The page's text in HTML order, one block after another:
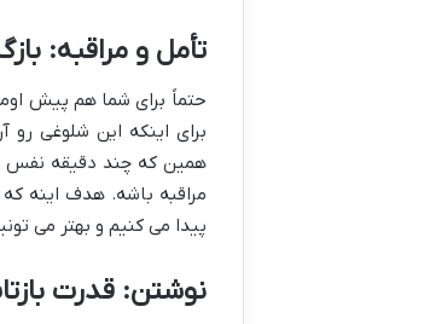
تأمل و مراقبه:
حتماً برای شما هم پیش
برای اینکه این شلوغی
همین که چند دقیقه نفس
مراقبه باشه. هدف اینه
پیدا می کنیم و بهتر می
نوشتن: قدرت